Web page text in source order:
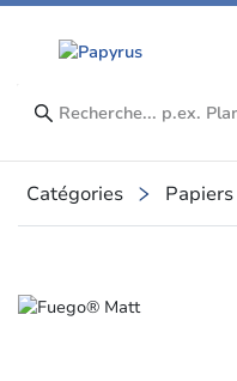
Catégories
Slide 1 of 1